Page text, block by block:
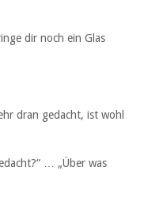
dir noch ein Glas
dran gedacht, ist wohl
… „Über was